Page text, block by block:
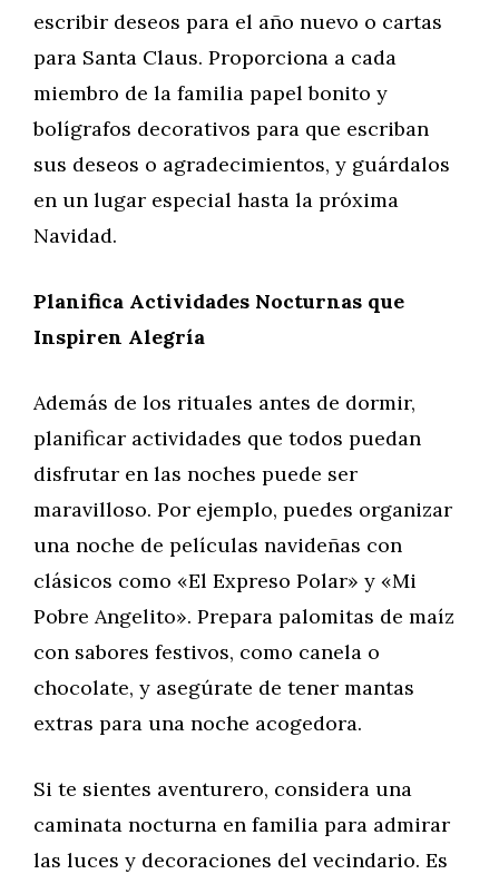
escribir deseos para el año nuevo o cartas
para Santa Claus. Proporciona a cada
miembro de la familia papel bonito y
bolígrafos decorativos para que escriban
sus deseos o agradecimientos, y guárdalos
en un lugar especial hasta la próxima
Navidad.
Planifica Actividades Nocturnas que
Inspiren Alegría
Además de los rituales antes de dormir,
planificar actividades que todos puedan
disfrutar en las noches puede ser
maravilloso. Por ejemplo, puedes organizar
una noche de películas navideñas con
clásicos como «El Expreso Polar» y «Mi
Pobre Angelito». Prepara palomitas de maíz
con sabores festivos, como canela o
chocolate, y asegúrate de tener mantas
extras para una noche acogedora.
Si te sientes aventurero, considera una
caminata nocturna en familia para admirar
las luces y decoraciones del vecindario. Es